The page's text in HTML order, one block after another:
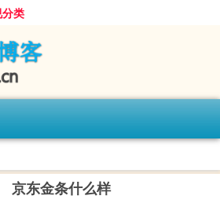
类
京东金条什么样